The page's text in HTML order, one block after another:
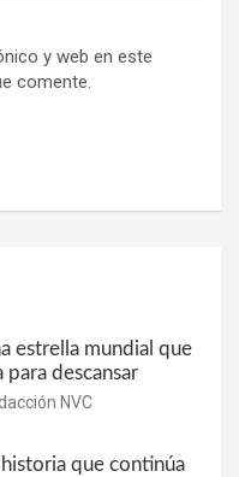
y web en este
comente.
estrella mundial que
descansar
NVC
que continúa